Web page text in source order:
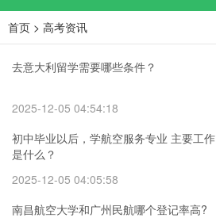
首页 > 高考资讯
去意大利留学需要哪些条件？
2025-12-05 04:54:18
初中毕业以后，学航空服务专业 主要工作
是什么？
2025-12-05 04:05:58
南昌航空大学和广州民航哪个登记率高?